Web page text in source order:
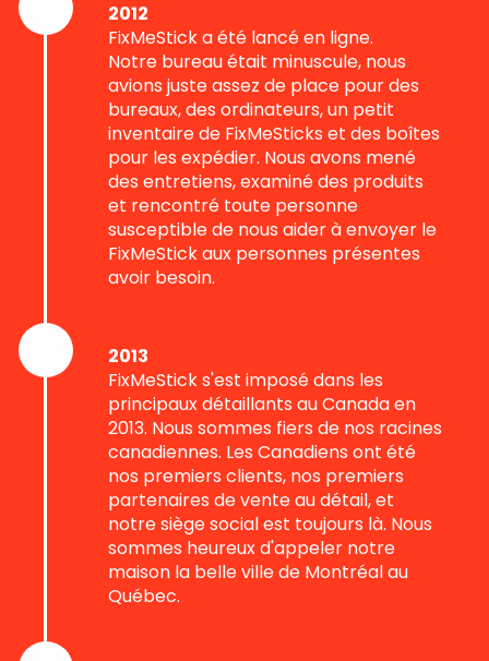
2012
FixMeStick a été lancé en ligne.
Notre bureau était minuscule, nous
avions juste assez de place pour des
bureaux, des ordinateurs, un petit
inventaire de FixMeSticks et des boîtes
pour les expédier. Nous avons mené
des entretiens, examiné des produits
et rencontré toute personne
susceptible de nous aider à envoyer le
FixMeStick aux personnes présentes
avoir besoin.
2013
FixMeStick s'est imposé dans les
principaux détaillants au Canada en
2013. Nous sommes fiers de nos racines
canadiennes. Les Canadiens ont été
nos premiers clients, nos premiers
partenaires de vente au détail, et
notre siège social est toujours là. Nous
sommes heureux d'appeler notre
maison la belle ville de Montréal au
Québec.